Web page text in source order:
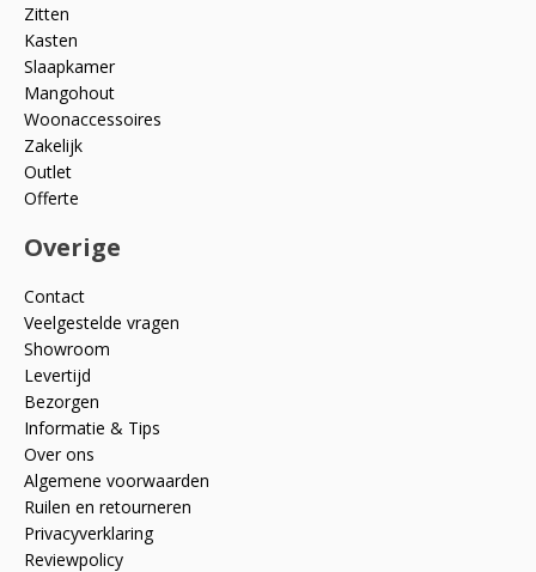
Zitten
Kasten
Slaapkamer
Mangohout
Woonaccessoires
Zakelijk
Outlet
Offerte
Overige
Contact
Veelgestelde vragen
Showroom
Levertijd
Bezorgen
Informatie & Tips
Over ons
Algemene voorwaarden
Ruilen en retourneren
Privacyverklaring
Reviewpolicy